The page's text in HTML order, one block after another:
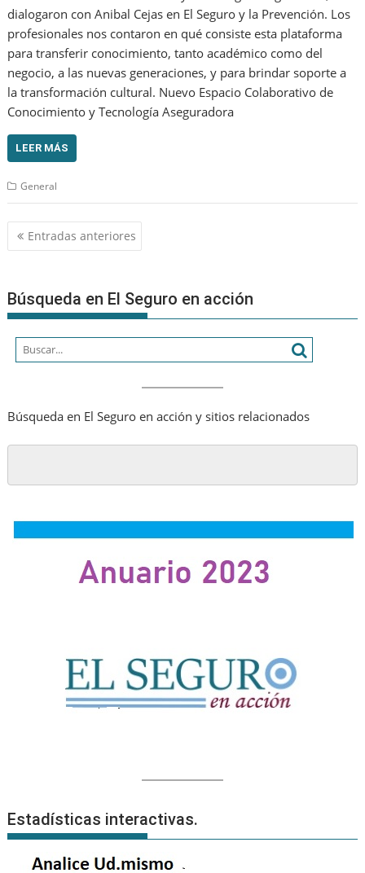
dialogaron con Anibal Cejas en El Seguro y la Prevención. Los
profesionales nos contaron en qué consiste esta plataforma
para transferir conocimiento, tanto académico como del
negocio, a las nuevas generaciones, y para brindar soporte a
la transformación cultural. Nuevo Espacio Colaborativo de
Conocimiento y Tecnología Aseguradora
LEER MÁS
General
Navegación
de
Entradas anteriores
Búsqueda en El Seguro en acción
Búsqueda en El Seguro en acción y sitios relacionados
Estadísticas interactivas.